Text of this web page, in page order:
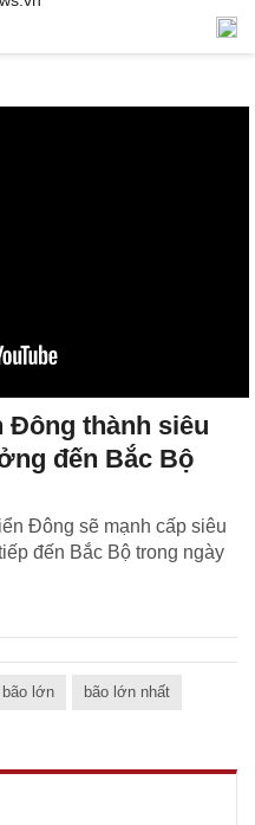
Đông thành siêu
đến Bắc Bộ
Đông sẽ mạnh cấp siêu
đến Bắc Bộ trong ngày
bão lớn bão lớn nhất